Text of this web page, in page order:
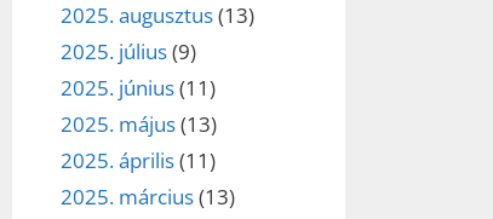
2025. augusztus(13)
2025. július(9)
2025. június(11)
2025. május(13)
2025. április(11)
2025. március(13)